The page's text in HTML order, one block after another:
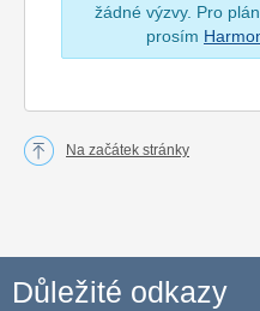
žádné výzvy. Pro
prosím
Na začátek stránky
Důležité odkazy